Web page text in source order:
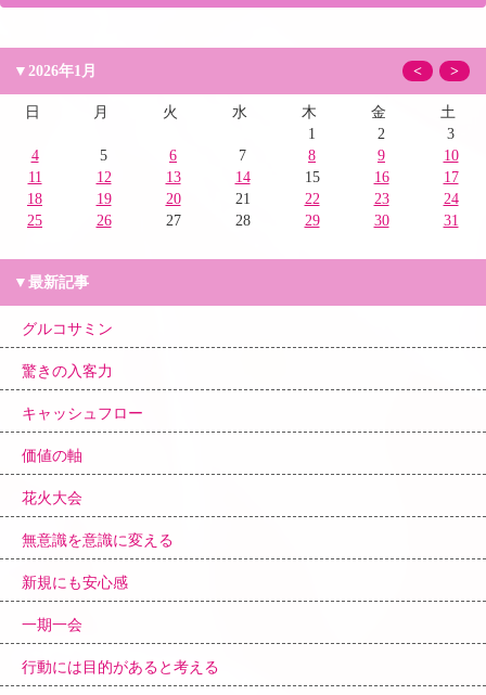
▼2026年1月 >
<
日 月 火 水 木 金
土
1
2
3
4
5 6 7 8 9
10
11
12 13 14 15 16
17
18
19 20 21 22 23
24
25
26 27 28 29 30 31
▼最新記事
グルコサミン
驚きの入客力
キャッシュフロー
価値の軸
花火大会
無意識を意識に変える
新規にも安心感
一期一会
行動には目的があると考える